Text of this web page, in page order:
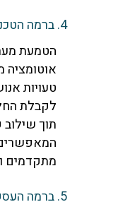
הטמעת
אוטומציה
טעויות אנוש
לקבלת
תוך שילוב
המאפשרים
מתקדמים